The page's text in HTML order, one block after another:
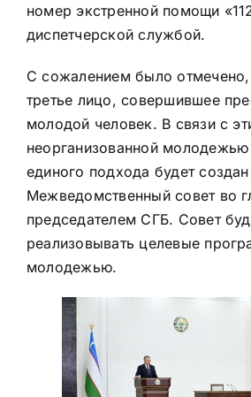
номер экстренной помощи
диспетчерской службой.
С сожалением было
третье лицо, совершившее
молодой человек. В связи с
неорганизованной
единого подхода будет создан
Межведомственный совет во
председателем СГБ. Совет
реализовывать целевые
молодежью.